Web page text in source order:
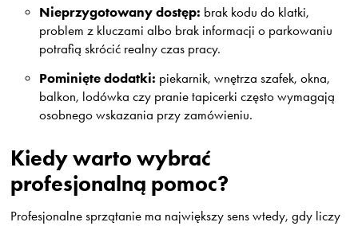
Nieprzygotowany dostęp: brak kodu do klatki,
problem z kluczami albo brak informacji o parkowaniu
potrafią skrócić realny czas pracy.
Pominięte dodatki: piekarnik, wnętrza szafek, okna,
balkon, lodówka czy pranie tapicerki często wymagają
osobnego wskazania przy zamówieniu.
Kiedy warto wybrać
profesjonalną pomoc?
Profesjonalne sprzątanie ma największy sens wtedy, gdy liczy